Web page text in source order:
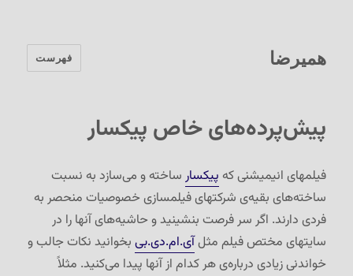
همیرضا فهرست
پیش‌پرده‌های خاص پیکسار
فیلمهای انیمیشنی که پیکسار ساخته و می‌سازد به نسبت
ساخته‌های بقیه‌ی شرکتهای فیلمسازی خصوصیات منحصر به
فردی دارند. اگر سر فرصت بنشینید و حاشیه‌های آنها را در
سایتهای مختص فیلم مثلآی.ام.دی.بی بخوانید نکات جالب و
خواندنی زیادی درباره‌ی هر کدام از آنها پیدا می‌کنید. مثلاً